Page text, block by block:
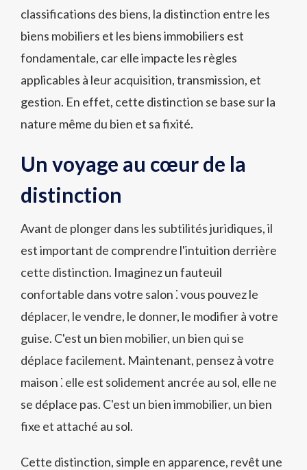
classifications des biens, la distinction entre les
biens mobiliers et les biens immobiliers est
fondamentale, car elle impacte les règles
applicables à leur acquisition, transmission, et
gestion. En effet, cette distinction se base sur la
nature même du bien et sa fixité.
Un voyage au cœur de la
distinction
Avant de plonger dans les subtilités juridiques, il
est important de comprendre l'intuition derrière
cette distinction. Imaginez un fauteuil
confortable dans votre salon ⁚ vous pouvez le
déplacer, le vendre, le donner, le modifier à votre
guise. C'est un bien mobilier, un bien qui se
déplace facilement. Maintenant, pensez à votre
maison ⁚ elle est solidement ancrée au sol, elle ne
se déplace pas. C'est un bien immobilier, un bien
fixe et attaché au sol.
Cette distinction, simple en apparence, revêt une